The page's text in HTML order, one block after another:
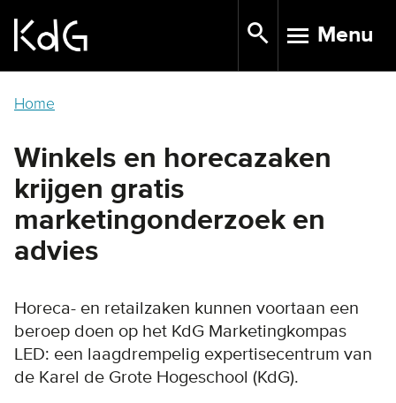
main
TOGGLE
Menu
Home
Winkels en horecazaken
krijgen gratis
marketingonderzoek en
advies
Horeca- en retailzaken kunnen voortaan een
beroep doen op het KdG Marketingkompas
LED: een laagdrempelig expertisecentrum van
de Karel de Grote Hogeschool (KdG).